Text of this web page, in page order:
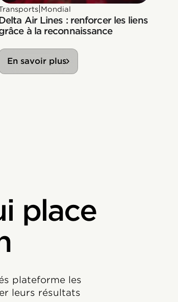
Mondial
Air Lines : renforcer les liens
à la reconnaissance
En savoir plus
place
plateforme les
leurs résultats